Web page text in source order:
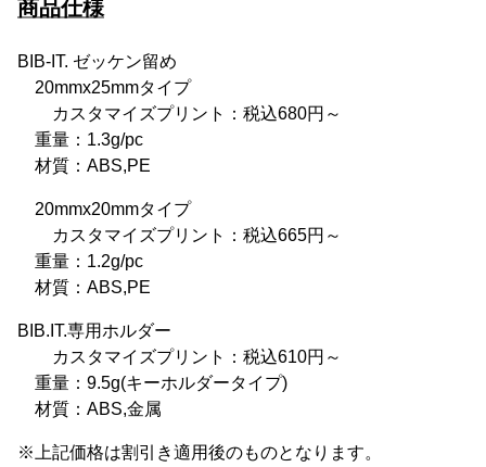
商品仕様
BIB-IT. ゼッケン留め
20mmx25mmタイプ
カスタマイズプリント：税込680円～
重量：1.3g/pc
材質：ABS,PE
20mmx20mmタイプ
カスタマイズプリント：税込665円～
重量：1.2g/pc
材質：ABS,PE
BIB.IT.専用ホルダー
カスタマイズプリント：税込610円～
重量：9.5g(キーホルダータイプ)
材質：ABS,金属
※上記価格は割引き適用後のものとなります。